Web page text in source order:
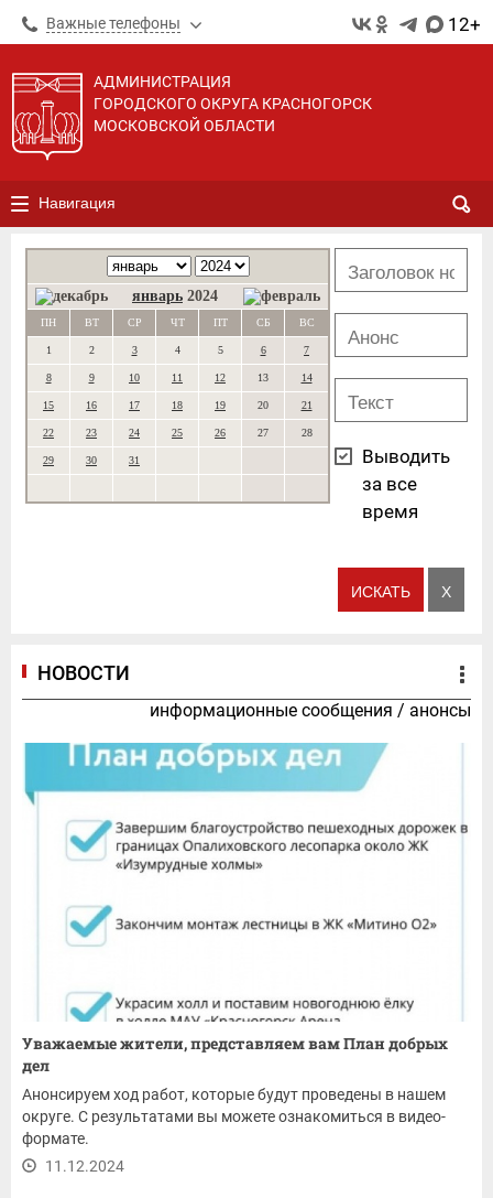
Важные телефоны 12+
АДМИНИСТРАЦИЯ
ГОРОДСКОГО ОКРУГА КРАСНОГОРСК
МОСКОВСКОЙ ОБЛАСТИ
Навигация
январь 2024
ПН ВТ СР ЧТ ПТ СБ ВС
1 2 3 4 5 6 7
8 9 10 11 12 13 14
15 16 17 18 19 20 21
22 23 24 25 26 27 28
29 30 31
Выводить
за все
время
НОВОСТИ
информационные сообщения / анонсы
Уважаемые жители, представляем вам План добрых
дел
Анонсируем ход работ, которые будут проведены в нашем
округе. С результатами вы можете ознакомиться в видео-
формате.
11.12.2024